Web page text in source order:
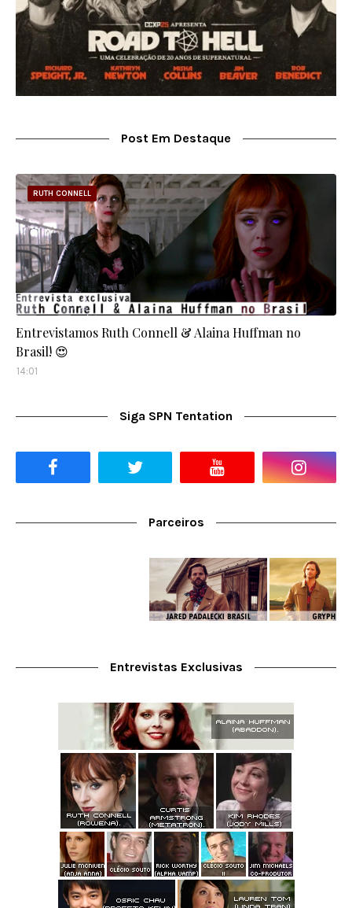
Post Em Destaque
RUTH CONNELL
Entrevistamos Ruth Connell & Alaina Huffman no
Brasil! 😍
14:01
Siga SPN Tentation
Parceiros
Entrevistas Exclusivas